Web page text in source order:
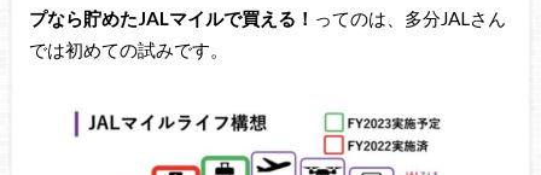
プなら貯めたJALマイルで買える！ ってのは、多分JALさん
では初めての試みです。